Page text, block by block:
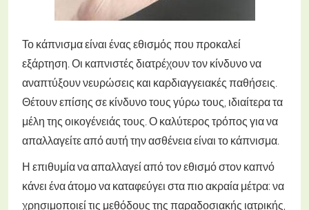
Το κάπνισμα είναι ένας εθισμός που προκαλεί
εξάρτηση. Οι καπνιστές διατρέχουν τον κίνδυνο να
αναπτύξουν νευρώσεις και καρδιαγγειακές παθήσεις.
Θέτουν επίσης σε κίνδυνο τους γύρω τους, ιδιαίτερα τα
μέλη της οικογένειάς τους. Ο καλύτερος τρόπος για να
απαλλαγείτε από αυτή την ασθένεια είναι το κάπνισμα.
Η επιθυμία να απαλλαγεί από τον εθισμό στον καπνό
κάνει ένα άτομο να καταφεύγει στα πιο ακραία μέτρα: να
χρησιμοποιεί τις μεθόδους της παραδοσιακής ιατρικής,